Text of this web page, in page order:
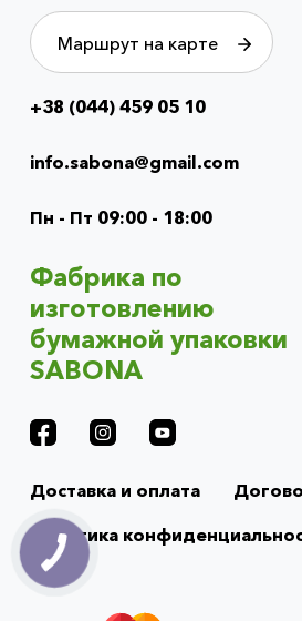
Маршрут на карте
+38 (044) 459 05 10
info.sabona@gmail.com
Пн - Пт 09:00 - 18:00
Фабрика по
изготовлению
бумажной упаковки
SABONA
menu
Доставка и оплата
Политика